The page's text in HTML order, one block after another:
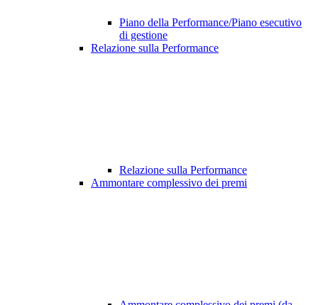
Piano della Performance/Piano esecutivo
di gestione
Relazione sulla Performance
Relazione sulla Performance
Ammontare complessivo dei premi